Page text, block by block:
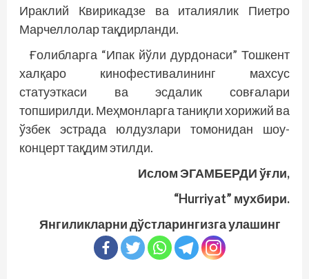
Ираклий Квирикадзе ва италиялик Пиетро
Марчеллолар тақдирланди.
Ғолибларга “Ипак йўли дурдонаси” Тошкент
халқаро кинофестивалининг махсус
статуэткаси ва эсдалик совғалари
топширилди. Меҳмонларга таниқли хорижий ва
ўзбек эстрада юлдузлари томонидан шоу-
концерт тақдим этилди.
Ислом ЭГАМБЕРДИ ўғли,
“Hurriyat” мухбири.
Янгиликларни дўстларингизга улашинг